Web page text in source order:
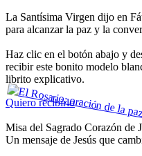
La Santísima Virgen dijo en
para alcanzar la paz y la
Haz clic en el botón abajo y
recibir este bonito modelo
librito explicativo.
Quiero recibirlo
Misa del Sagrado Corazón de
Un mensaje de Jesús que